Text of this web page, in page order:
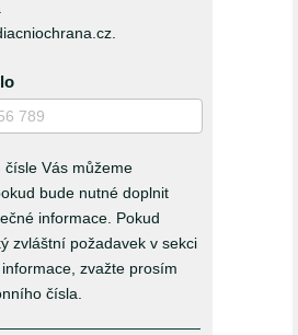
čísle Vás můžeme
bude nutné doplnit
informace. Pokud
zvláštní požadavek v sekci
zvažte prosím
čísla.